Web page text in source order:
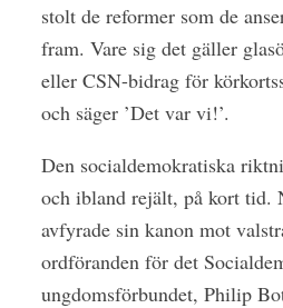
stolt de reformer som de
fram. Vare sig det gäller
eller CSN-bidrag för
och säger ’Det var vi!’.
Den socialdemokratiska
och ibland rejält, på kort tid.
avfyrade sin kanon mot
ordföranden för det
ungdomsförbundet, Philip